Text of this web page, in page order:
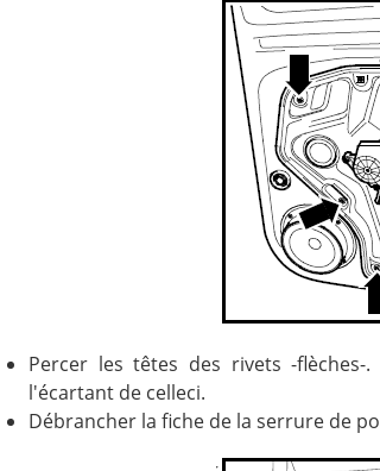
Percer les têtes des rivets -
l'écartant de celleci.
Débrancher la fiche de la serrure de